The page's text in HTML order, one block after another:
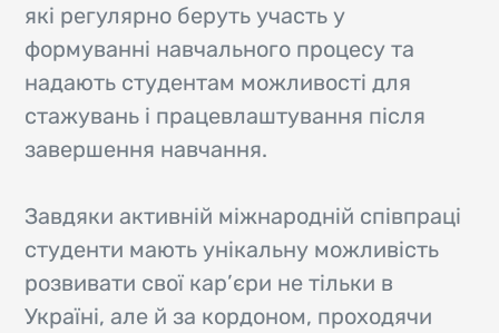
які регулярно беруть участь у
формуванні навчального процесу та
надають студентам можливості для
стажувань і працевлаштування після
завершення навчання.
Завдяки активній міжнародній співпраці
студенти мають унікальну можливість
розвивати свої кар’єри не тільки в
Україні, але й за кордоном, проходячи